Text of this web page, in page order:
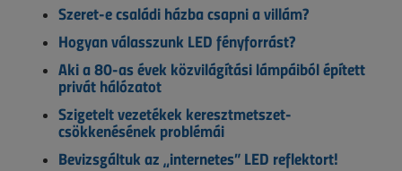
Szeret-e családi házba csapni a villám?
Hogyan válasszunk LED fényforrást?
Aki a 80-as évek közvilágítási lámpáiból épített
privát hálózatot
Szigetelt vezetékek keresztmetszet-
csökkenésének problémái
Bevizsgáltuk az „internetes” LED reflektort!